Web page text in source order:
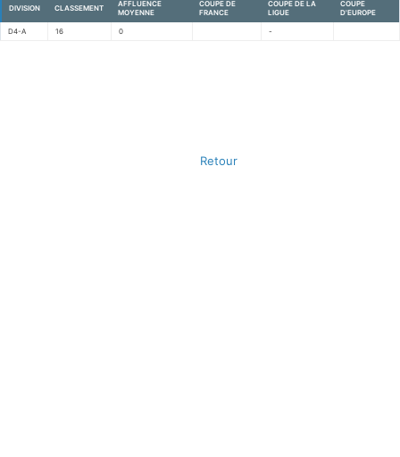
DIVISION CLASSEMENT
AFFLUENCE
MOYENNE
COUPE DE
FRANCE
COUPE DE LA
LIGUE
COUPE
D'EUROPE
D4-A 16 0 -
Retour